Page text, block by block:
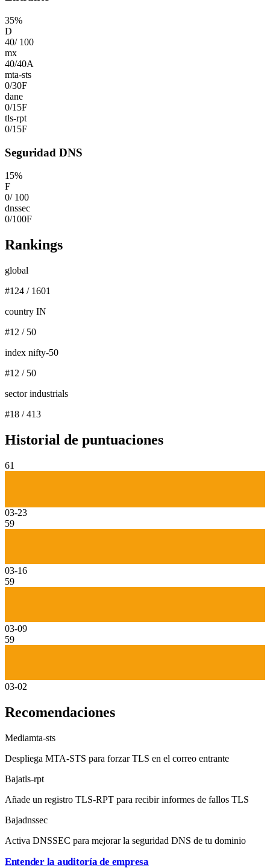
35%
D
40/ 100
mx
40/40A
mta-sts
0/30F
dane
0/15F
tls-rpt
0/15F
Seguridad DNS
15%
F
0/ 100
dnssec
0/100F
Rankings
global
#124 / 1601
country IN
#12 / 50
index nifty-50
#12 / 50
sector industrials
#18 /413
Historial de puntuaciones
61
03-23
59
03-16
59
03-09
59
03-02
Recomendaciones
Mediamta-sts
Despliega MTA-STS para forzar TLS en el correo entrante
Bajatls-rpt
Añade un registro TLS-RPT para recibir informes de fallos TLS
Bajadnssec
Activa DNSSEC para mejorar la seguridad DNS de tu dominio
Entender la auditoría de empresa